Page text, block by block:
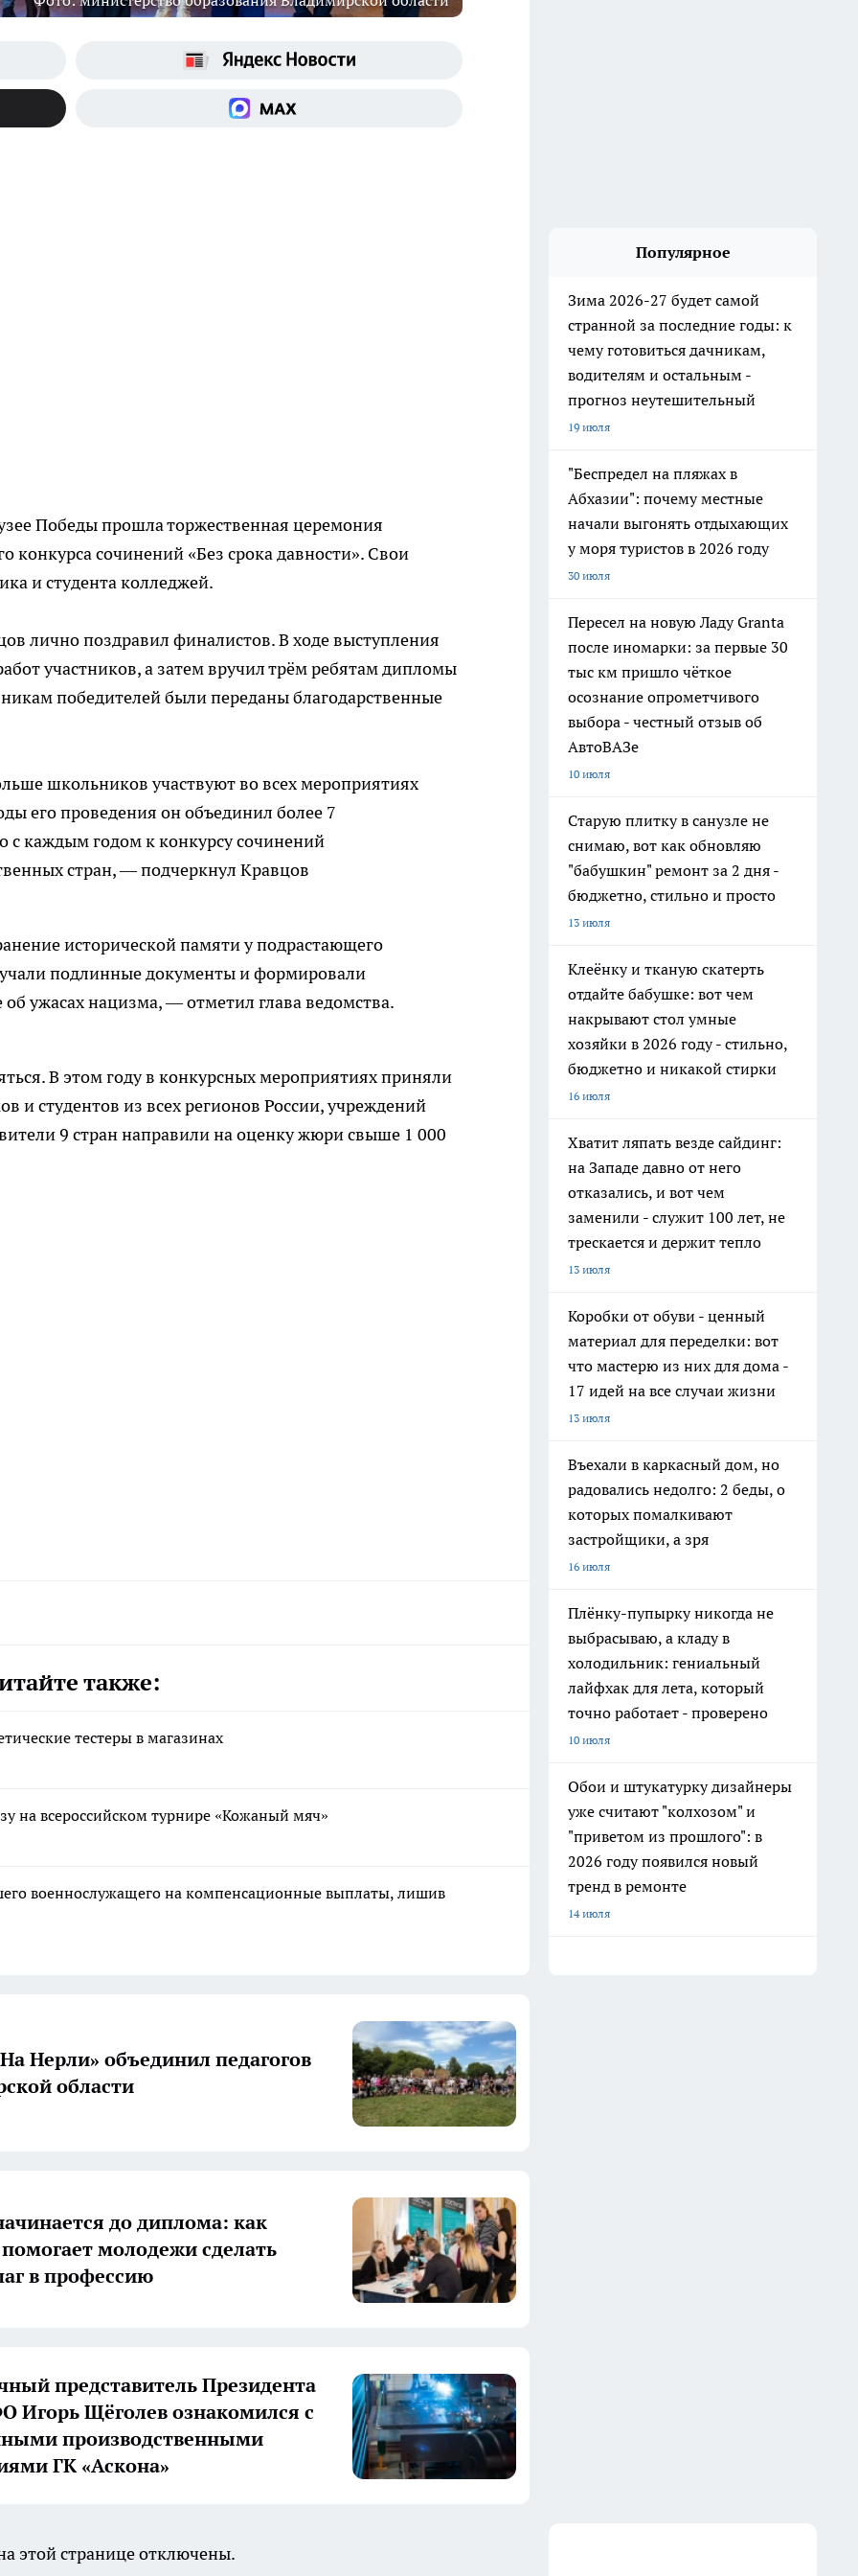
Победы прошла торжественная церемония
конкурса сочинений «Без срока давности». Свои
и студента колледжей.
лично поздравил финалистов. В ходе выступления
участников, а затем вручил трём ребятам дипломы
победителей были переданы благодарственные
школьников участвуют во всех мероприятиях
его проведения он объединил более 7
каждым годом к конкурсу сочинений
стран, — подчеркнул Кравцов
исторической памяти у подрастающего
подлинные документы и формировали
ужасах нацизма, — отметил глава ведомства.
В этом году в конкурсных мероприятиях приняли
и студентов из всех регионов России, учреждений
9 стран направили на оценку жюри свыше 1 000
также:
тестеры в магазинах
на всероссийском турнире «Кожаный мяч»
военнослужащего на компенсационные выплаты, лишив
Популярное
Зима 2026-27 будет самой
странной за последние годы: к
чему готовиться дачникам,
водителям и остальным -
прогноз неутешительный
19 июля
"Беспредел на пляжах в
Абхазии": почему местные
начали выгонять отдыхающих
у моря туристов в 2026 году
30 июля
Пересел на новую Ладу Granta
после иномарки: за первые 30
тыс км пришло чёткое
осознание опрометчивого
выбора - честный отзыв об
АвтоВАЗе
10 июля
Старую плитку в санузле не
снимаю, вот как обновляю
"бабушкин" ремонт за 2 дня -
бюджетно, стильно и просто
13 июля
Клеёнку и тканую скатерть
отдайте бабушке: вот чем
накрывают стол умные
хозяйки в 2026 году - стильно,
бюджетно и никакой стирки
16 июля
Хватит ляпать везде сайдинг:
на Западе давно от него
отказались, и вот чем
заменили - служит 100 лет, не
трескается и держит тепло
13 июля
Коробки от обуви - ценный
материал для переделки: вот
что мастерю из них для дома -
17 идей на все случаи жизни
13 июля
Въехали в каркасный дом, но
радовались недолго: 2 беды, о
которых помалкивают
застройщики, а зря
16 июля
Плёнку-пупырку никогда не
выбрасываю, а кладу в
холодильник: гениальный
лайфхак для лета, который
точно работает - проверено
10 июля
Обои и штукатурку дизайнеры
уже считают "колхозом" и
"приветом из прошлого": в
2026 году появился новый
тренд в ремонте
14 июля
Нерли» объединил педагогов
области
до диплома: как
молодежи сделать
в профессию
представитель Президента
Игорь Щёголев ознакомился с
производственными
ГК «Аскона»
этой странице отключены.